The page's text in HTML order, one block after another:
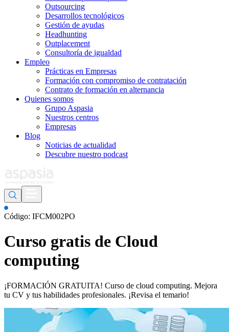
Outsourcing
Desarrollos tecnológicos
Gestión de ayudas
Headhunting
Outplacement
Consultoría de igualdad
Empleo
Prácticas en Empresas
Formación con compromiso de contratación
Contrato de formación en alternancia
Quienes somos
Grupo Aspasia
Nuestros centros
Empresas
Blog
Noticias de actualidad
Descubre nuestro podcast
Código: IFCM002PO
Curso gratis de Cloud
computing
¡FORMACIÓN GRATUITA! Curso de cloud computing. Mejora
tu CV y tus habilidades profesionales. ¡Revisa el temario!